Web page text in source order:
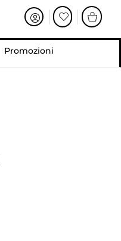
Promozioni